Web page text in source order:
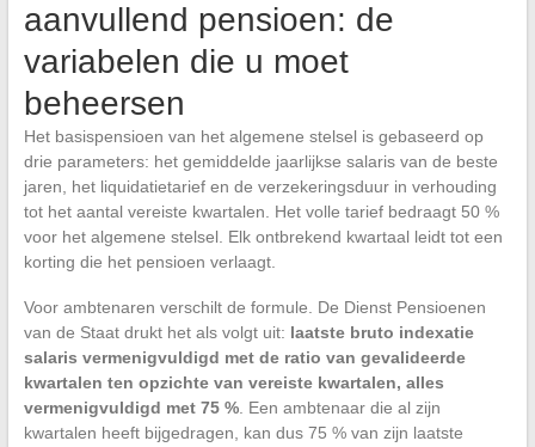
aanvullend pensioen: de
variabelen die u moet
beheersen
Het basispensioen van het algemene stelsel is gebaseerd op
drie parameters: het gemiddelde jaarlijkse salaris van de beste
jaren, het liquidatietarief en de verzekeringsduur in verhouding
tot het aantal vereiste kwartalen. Het volle tarief bedraagt 50 %
voor het algemene stelsel. Elk ontbrekend kwartaal leidt tot een
korting die het pensioen verlaagt.
Voor ambtenaren verschilt de formule. De Dienst Pensioenen
van de Staat drukt het als volgt uit: laatste bruto indexatie
salaris vermenigvuldigd met de ratio van gevalideerde
kwartalen ten opzichte van vereiste kwartalen, alles
vermenigvuldigd met 75 %. Een ambtenaar die al zijn
kwartalen heeft bijgedragen, kan dus 75 % van zijn laatste